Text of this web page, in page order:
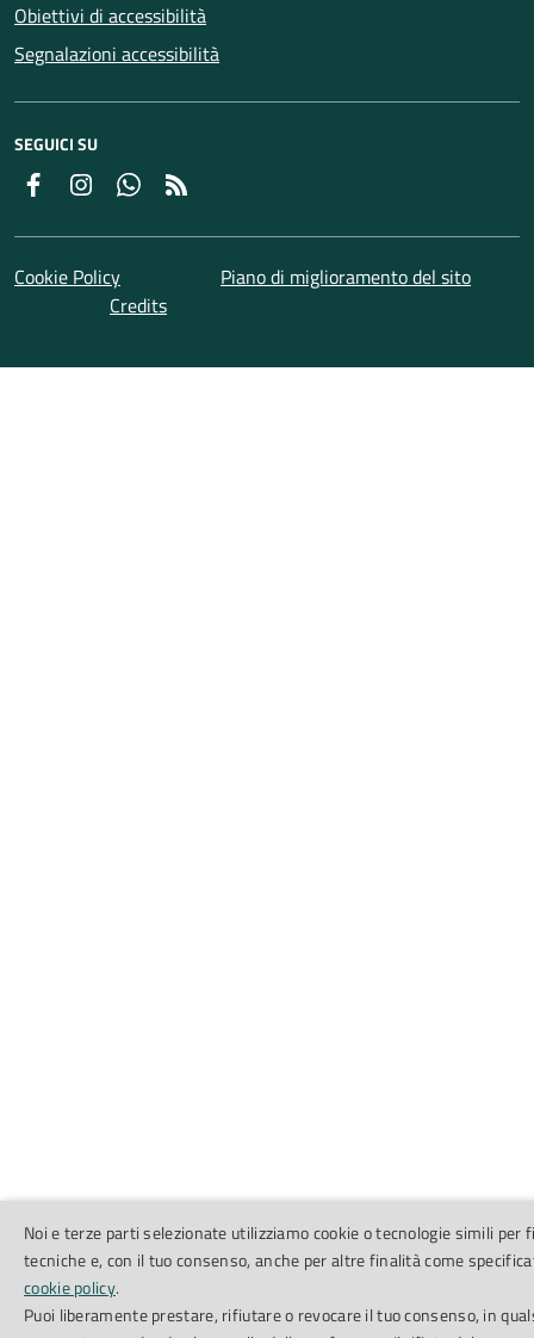
Obiettivi di accessibilità
Segnalazioni accessibilità
SEGUICI SU
FacebookInstagramWhatsapp
Cookie Policy
Piano di miglioramento del sito
Credits
Noi e terze parti selezionate utilizziamo cookie o tecnologie simili per
tecniche e, con il tuo consenso, anche per altre finalità come
cookie policy.
Puoi liberamente prestare, rifiutare o revocare il tuo consenso, in